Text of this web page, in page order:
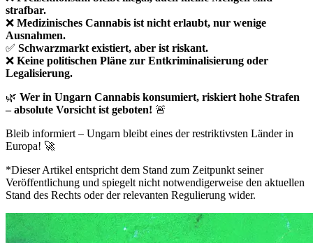
strafbar.
❌ Medizinisches Cannabis ist nicht erlaubt, nur wenige
Ausnahmen.
✅ Schwarzmarkt existiert, aber ist riskant.
❌ Keine politischen Pläne zur Entkriminalisierung oder
Legalisierung.
🌿 Wer in Ungarn Cannabis konsumiert, riskiert hohe Strafen
– absolute Vorsicht ist geboten! 🚨
Bleib informiert – Ungarn bleibt eines der restriktivsten Länder in
Europa! 🚀
*Dieser Artikel entspricht dem Stand zum Zeitpunkt seiner
Veröffentlichung und spiegelt nicht notwendigerweise den aktuellen
Stand des Rechts oder der relevanten Regulierung wider.